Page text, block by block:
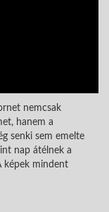
nemcsak
hanem a
senki sem emelte
nap átélnek a
képek mindent